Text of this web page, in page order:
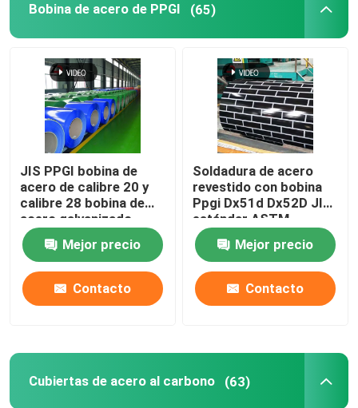
Las bandas de acero al carbono
Placa de la hoja de acero de carbono
Tubos de acero
tubo inoxidable de la tubería de acero
Tubo de acero galvanizado
Canal U de acero al carbono
Bobina de acero de PPGI (65)
JIS PPGI bobina de
acero de calibre 20 y
calibre 28 bobina de
acero galvanizado
recubierta de color
Mejor precio
Contacto
Soldadura de acero
revestido con bobina
Ppgi Dx51d Dx52D JIS
estándar ASTM
Ral3005 6005 3013
Mejor precio
Contacto
Cubiertas de acero al carbono (63)